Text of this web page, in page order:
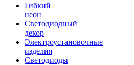
Гибкий
неон
Светодиодный
декор
Электроустановочные
изделия
Светодиоды